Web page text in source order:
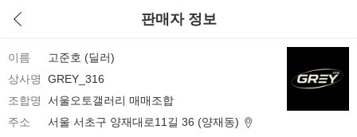
판매자 정보
이름
고준호 (딜러)
상사명
GREY_316
조합명
서울오토갤러리 매매조합
주소
서울 서초구 양재대로11길 36 (양재동)